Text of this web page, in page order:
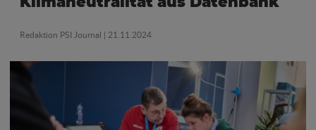
Redaktion PSI Journal | 21.11.2024